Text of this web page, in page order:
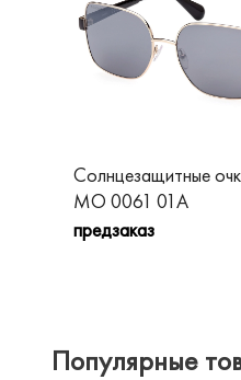
Солнцезащитные
MO 0061 01A
предзаказ
Популярные